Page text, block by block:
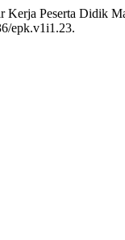
Kerja Peserta Didik
epk.v1i1.23.